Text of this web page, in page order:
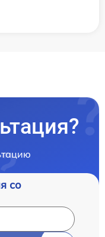
со